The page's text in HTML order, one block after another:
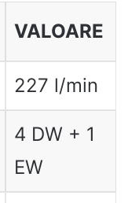
VALOARE
227 l/min
4 DW + 1
EW